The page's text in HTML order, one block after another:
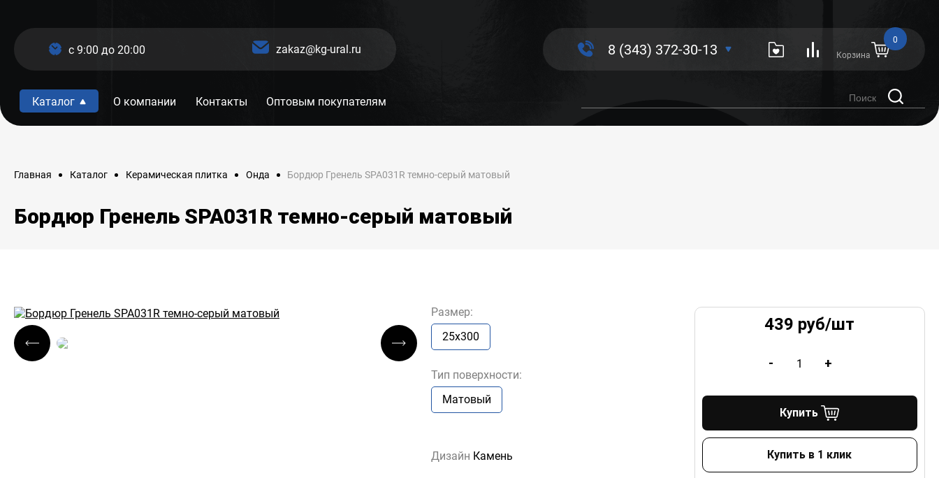
c 9:00 до 20:00 zakaz@kg-ural.ru
Каталог О компании Контакты Оптовым покупателям
8 (343) 372-30-13 Корзина
0
Главная Каталог Керамическая плитка Онда Бордюр Гренель SPA031R темно-серый матовый
Бордюр Гренель SPA031R темно-серый матовый
Размер:
25x300
Тип поверхности:
Матовый
Дизайн Камень
439 руб/шт
- +
Купить
Купить в 1 клик